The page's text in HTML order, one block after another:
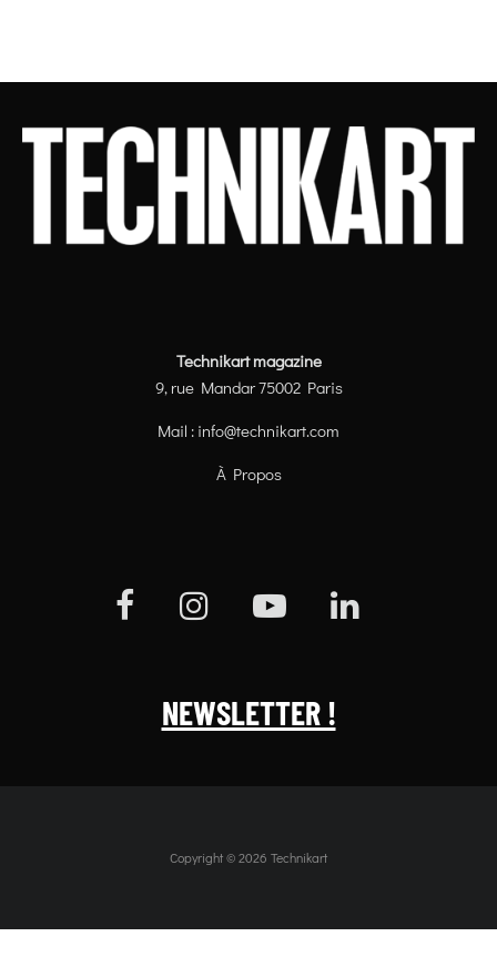
Technikart magazine
9, rue Mandar 75002 Paris
Mail : info@technikart.com
À Propos
NEWSLETTER !
Copyright © 2026 Technikart